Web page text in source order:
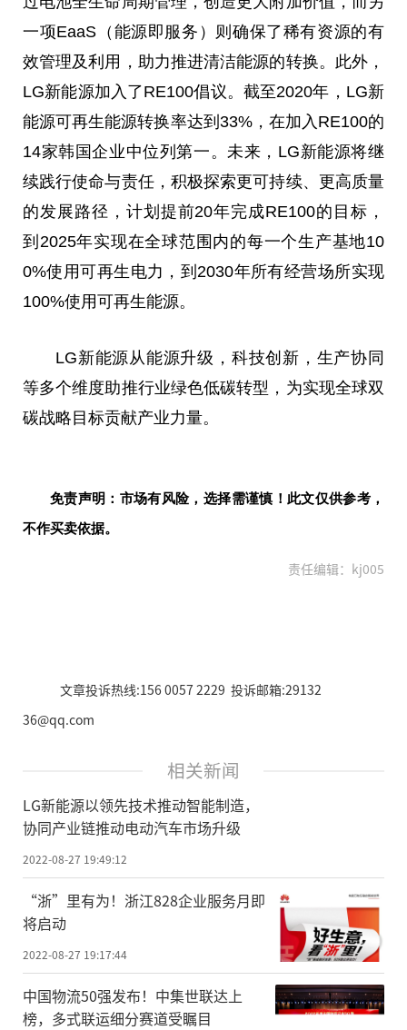
一项EaaS（能源即服务）则确保了稀有资源的有
效管理及利用，助力推进清洁能源的转换。此外，
LG新能源加入了RE100倡议。截至2020年，LG新
能源可再生能源转换率达到33%，在加入RE100的
14家韩国企业中位列第一。未来，LG新能源将继
续践行使命与责任，积极探索更可持续、更高质量
的发展路径，计划提前20年完成RE100的目标，
到2025年实现在全球范围内的每一个生产基地10
0%使用可再生电力，到2030年所有经营场所实现
100%使用可再生能源。
LG新能源从能源升级，科技创新，生产协同
等多个维度助推行业绿色低碳转型，为实现全球双
碳战略目标贡献产业力量。
免责声明：市场有风险，选择需谨慎！此文仅供参考，
不作买卖依据。
责任编辑：kj005
文章投诉热线:156 0057 2229 投诉邮箱:29132
36@qq.com
相关新闻
LG新能源以领先技术推动智能制造，
协同产业链推动电动汽车市场升级
2022-08-27 19:49:12
“浙”里有为！浙江828企业服务月即
将启动
2022-08-27 19:17:44
中国物流50强发布！中集世联达上
榜，多式联运细分赛道受瞩目